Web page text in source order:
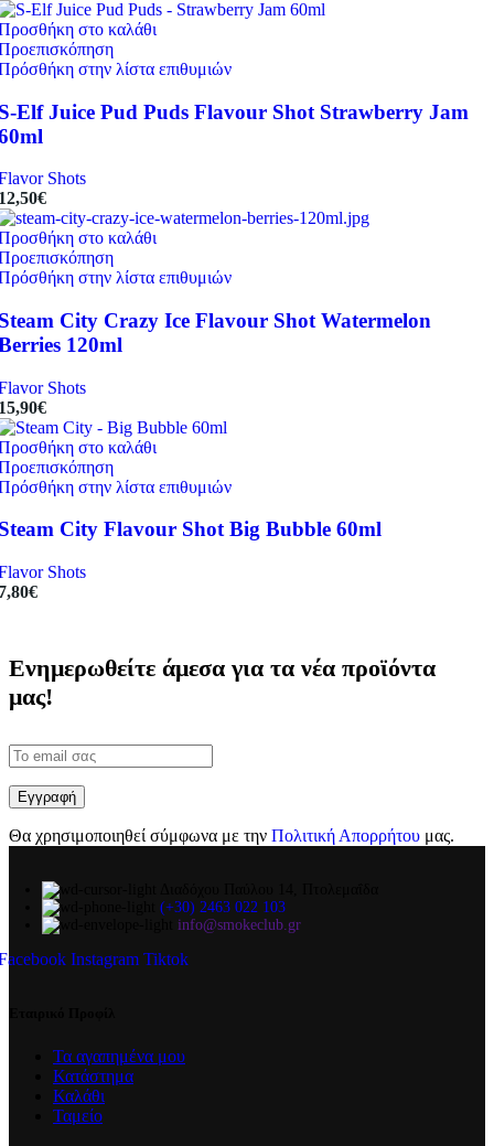
στο καλάθι
στην λίστα επιθυμιών
Elf Juice Pud Puds Flavour Shot Strawberry Jam
Shots
€
στο καλάθι
στην λίστα επιθυμιών
City Crazy Ice Flavour Shot Watermelon
120ml
Shots
€
στο καλάθι
στην λίστα επιθυμιών
City Flavour Shot Big Bubble 60ml
Shots
€
Ενημερωθείτε άμεσα για τα νέα προϊόντα
μας!
Θα χρησιμοποιηθεί σύμφωνα με την Πολιτική Απορρήτου μας.
(+30) 2463 022 103
info@smokeclub.gr
Instagram Tiktok
Τα αγαπημένα μου
Κατάστημα
Καλάθι
Ταμείο